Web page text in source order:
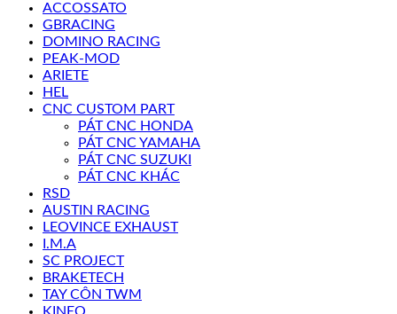
ACCOSSATO
GBRACING
DOMINO RACING
PEAK-MOD
ARIETE
HEL
CNC CUSTOM PART
PÁT CNC HONDA
PÁT CNC YAMAHA
PÁT CNC SUZUKI
PÁT CNC KHÁC
RSD
AUSTIN RACING
LEOVINCE EXHAUST
I.M.A
SC PROJECT
BRAKETECH
TAY CÔN TWM